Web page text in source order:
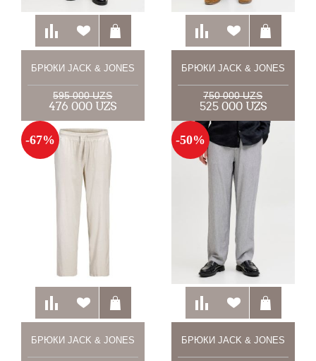
БРЮКИ JACK & JONES
595 000 UZS
476 000 UZS
БРЮКИ JACK & JONES
750 000 UZS
525 000 UZS
-67%
БРЮКИ JACK & JONES
-50%
БРЮКИ JACK & JONES